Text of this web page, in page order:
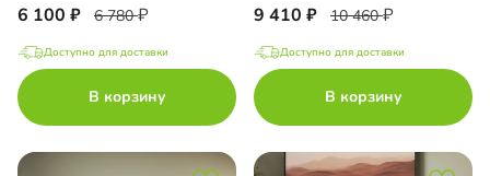
6 100 6 780
Доступно для доставки
В корзину
9 410 10 460
Доступно для доставки
В корзину